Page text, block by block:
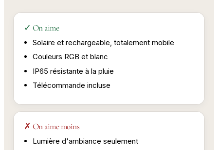
✓ On aime
Solaire et rechargeable, totalement mobile
Couleurs RGB et blanc
IP65 résistante à la pluie
Télécommande incluse
✗ On aime moins
Lumière d'ambiance seulement